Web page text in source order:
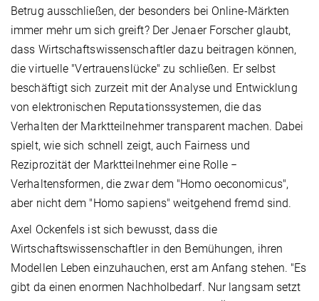
Betrug ausschließen, der besonders bei Online-Märkten
immer mehr um sich greift? Der Jenaer Forscher glaubt,
dass Wirtschaftswissenschaftler dazu beitragen können,
die virtuelle "Vertrauenslücke" zu schließen. Er selbst
beschäftigt sich zurzeit mit der Analyse und Entwicklung
von elektronischen Reputationssystemen, die das
Verhalten der Marktteilnehmer transparent machen. Dabei
spielt, wie sich schnell zeigt, auch Fairness und
Reziprozität der Marktteilnehmer eine Rolle −
Verhaltensformen, die zwar dem "Homo oeconomicus",
aber nicht dem "Homo sapiens" weitgehend fremd sind.
Axel Ockenfels ist sich bewusst, dass die
Wirtschaftswissenschaftler in den Bemühungen, ihren
Modellen Leben einzuhauchen, erst am Anfang stehen. "Es
gibt da einen enormen Nachholbedarf. Nur langsam setzt